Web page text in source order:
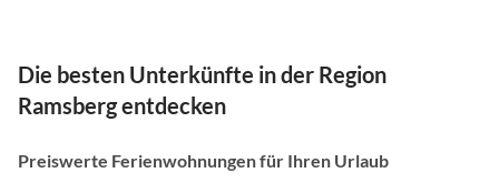
Die besten Unterkünfte in der Region
Ramsberg entdecken
Preiswerte Ferienwohnungen für Ihren Urlaub